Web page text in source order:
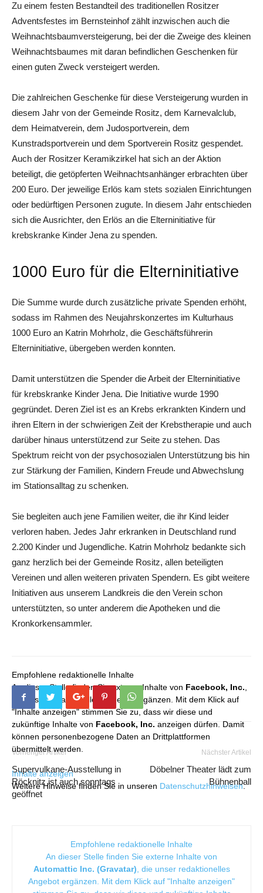
Zu einem festen Bestandteil des traditionellen Rositzer
Adventsfestes im Bernsteinhof zählt inzwischen auch die
Weihnachtsbaumversteigerung, bei der die Zweige des kleinen
Weihnachtsbaumes mit daran befindlichen Geschenken für
einen guten Zweck versteigert werden.
Die zahlreichen Geschenke für diese Versteigerung wurden in
diesem Jahr von der Gemeinde Rositz, dem Karnevalclub,
dem Heimatverein, dem Judosportverein, dem
Kunstradsportverein und dem Sportverein Rositz gespendet.
Auch der Rositzer Keramikzirkel hat sich an der Aktion
beteiligt, die getöpferten Weihnachtsanhänger erbrachten über
200 Euro. Der jeweilige Erlös kam stets sozialen Einrichtungen
oder bedürftigen Personen zugute. In diesem Jahr entschieden
sich die Ausrichter, den Erlös an die Elterninitiative für
krebskranke Kinder Jena zu spenden.
1000 Euro für die Elterninitiative
Die Summe wurde durch zusätzliche private Spenden erhöht,
sodass im Rahmen des Neujahrskonzertes im Kulturhaus
1000 Euro an Katrin Mohrholz, die Geschäftsführerin
Elterninitiative, übergeben werden konnten.
Damit unterstützen die Spender die Arbeit der Elterninitiative
für krebskranke Kinder Jena. Die Initiative wurde 1990
gegründet. Deren Ziel ist es an Krebs erkrankten Kindern und
ihren Eltern in der schwierigen Zeit der Krebstherapie und auch
darüber hinaus unterstützend zur Seite zu stehen. Das
Spektrum reicht von der psychosozialen Unterstützung bis hin
zur Stärkung der Familien, Kindern Freude und Abwechslung
im Stationsalltag zu schenken.
Sie begleiten auch jene Familien weiter, die ihr Kind leider
verloren haben. Jedes Jahr erkranken in Deutschland rund
2.200 Kinder und Jugendliche. Katrin Mohrholz bedankte sich
ganz herzlich bei der Gemeinde Rositz, allen beteiligten
Vereinen und allen weiteren privaten Spendern. Es gibt weitere
Initiativen aus unserem Landkreis die den Verein schon
unterstützten, so unter anderem die Apotheken und die
Kronkorkensammler.
Empfohlene redaktionelle Inhalte
An dieser Stelle finden Sie externe Inhalte von Facebook, Inc.,
die unser redaktionelles Angebot ergänzen. Mit dem Klick auf
"Inhalte anzeigen" stimmen Sie zu, dass wir diese und
zukünftige Inhalte von Facebook, Inc. anzeigen dürfen. Damit
können personenbezogene Daten an Drittplattformen
übermittelt werden.
Inhalte anzeigen
Weitere Hinweise finden Sie in unseren Datenschutzhinweisen.
Vorheriger Artikel
Supervulkane-Ausstellung in
Röcknitz ist auch sonntags
geöffnet
Nächster Artikel
Döbelner Theater lädt zum
Bühnenball
Empfohlene redaktionelle Inhalte
An dieser Stelle finden Sie externe Inhalte von
Automattic Inc. (Gravatar), die unser redaktionelles
Angebot ergänzen. Mit dem Klick auf "Inhalte anzeigen"